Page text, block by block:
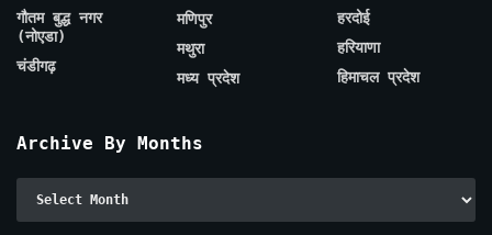
गौतम बुद्ध नगर
(नोएडा)
चंडीगढ़
मणिपुर
मथुरा
मध्य प्रदेश
हरदोई
हरियाणा
हिमाचल प्रदेश
Archive By Months